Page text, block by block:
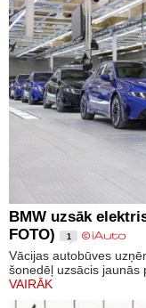
BMW uzsāk
FOTO)
1
Vācijas autobūves
šonedēļ uzsācis jaunās
VAIRĀK